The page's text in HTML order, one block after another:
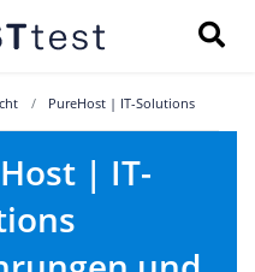
PureHost | IT-Solutions
| IT-